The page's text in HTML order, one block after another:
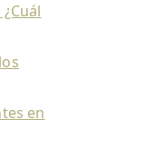
en